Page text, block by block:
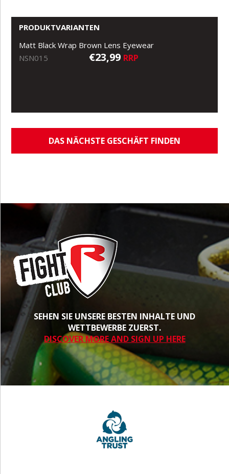
PRODUKTVARIANTEN
Matt Black Wrap Brown Lens Eyewear
NSN015
€23,99 RRP
DAS NÄCHSTE GESCHÄFT FINDEN
SEHEN SIE UNSERE BESTEN INHALTE UND
WETTBEWERBE ZUERST.
DISCOVER MORE AND SIGN UP HERE